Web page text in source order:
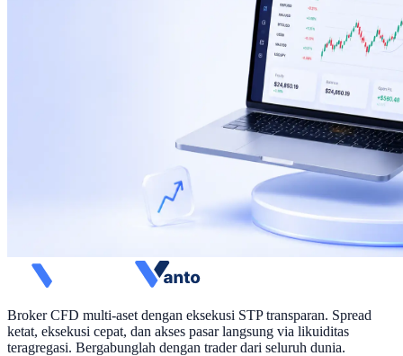
Broker CFD multi-aset dengan eksekusi STP transparan. Spread
ketat, eksekusi cepat, dan akses pasar langsung via likuiditas
teragregasi. Bergabunglah dengan trader dari seluruh dunia.